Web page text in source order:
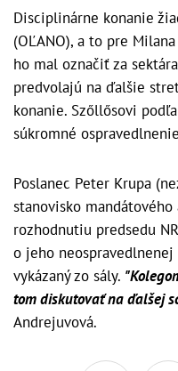
Disciplinárne konanie
(OĽANO), a to pre
ho mal označiť za
predvolajú na ďalšie
konanie. Szőllősovi
súkromné
Poslanec Peter Krupa
stanovisko
rozhodnutiu predsedu
o jeho
vykázaný zo sály.
tom diskutovať na ďalšej
Andrejuvová.